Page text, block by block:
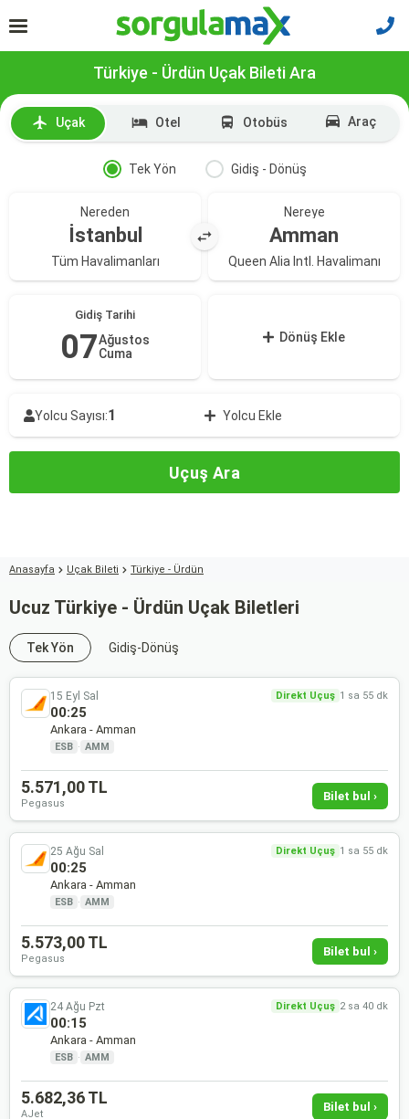
Türkiye - Ürdün Uçak Bileti Ara
Uçak Otel Otobüs Araç
Tek Yön Gidiş - Dönüş
Nereden
İstanbul
Tüm Havalimanları
Nereye
Amman
Queen Alia Intl. Havalimanı
Gidiş Tarihi
07Ağustos
Cuma
Dönüş Ekle
Yolcu Sayısı:1 Yolcu Ekle
Uçuş Ara
Anasayfa Uçak Bileti Türkiye - Ürdün
Ucuz Türkiye - Ürdün Uçak Biletleri
Tek Yön Gidiş-Dönüş
15 Eyl Sal Direkt Uçuş 1 sa 55 dk
00:25
Ankara - Amman
ESB · AMM
5.571,00 TL
Pegasus
Bilet bul ›
25 Ağu Sal Direkt Uçuş 1 sa 55 dk
00:25
Ankara - Amman
ESB · AMM
5.573,00 TL
Pegasus
Bilet bul ›
24 Ağu Pzt Direkt Uçuş 2 sa 40 dk
00:15
Ankara - Amman
ESB · AMM
5.682,36 TL
AJet
Bilet bul ›